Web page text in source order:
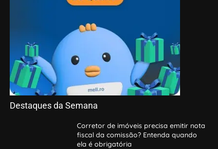
Destaques da Semana
Corretor de imóveis precisa emitir nota
fiscal da comissão? Entenda quando
ela é obrigatória